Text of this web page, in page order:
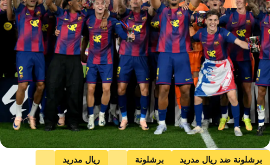
Getty Images
برشلونة ضد ريال مدريد برشلونة
ريال مدريد